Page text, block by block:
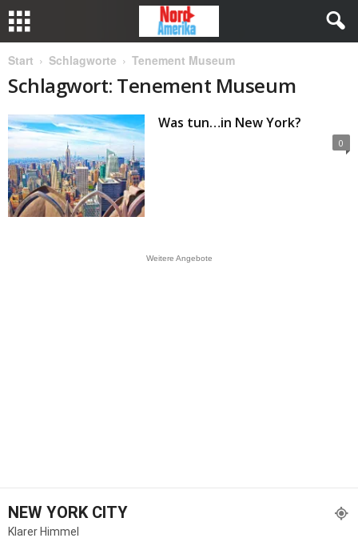
Start Schlagworte Tenement Museum
Schlagwort: Tenement Museum
Was tun…in New York?
0
Weitere Angebote
NEW YORK CITY
Klarer Himmel